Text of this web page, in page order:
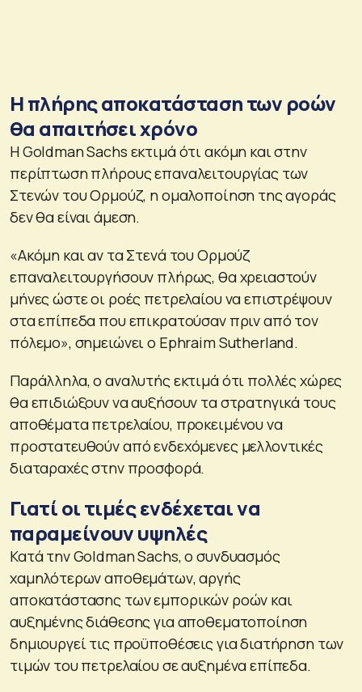
Η πλήρης αποκατάσταση των ροών
θα απαιτήσει χρόνο
Η Goldman Sachs εκτιμά ότι ακόμη και στην
περίπτωση πλήρους επαναλειτουργίας των
Στενών του Ορμούζ, η ομαλοποίηση της αγοράς
δεν θα είναι άμεση.
«Ακόμη και αν τα Στενά του Ορμούζ
επαναλειτουργήσουν πλήρως, θα χρειαστούν
μήνες ώστε οι ροές πετρελαίου να επιστρέψουν
στα επίπεδα που επικρατούσαν πριν από τον
πόλεμο», σημειώνει ο Ephraim Sutherland.
Παράλληλα, ο αναλυτής εκτιμά ότι πολλές χώρες
θα επιδιώξουν να αυξήσουν τα στρατηγικά τους
αποθέματα πετρελαίου, προκειμένου να
προστατευθούν από ενδεχόμενες μελλοντικές
διαταραχές στην προσφορά.
Γιατί οι τιμές ενδέχεται να
παραμείνουν υψηλές
Κατά την Goldman Sachs, ο συνδυασμός
χαμηλότερων αποθεμάτων, αργής
αποκατάστασης των εμπορικών ροών και
αυξημένης διάθεσης για αποθεματοποίηση
δημιουργεί τις προϋποθέσεις για διατήρηση των
τιμών του πετρελαίου σε αυξημένα επίπεδα.